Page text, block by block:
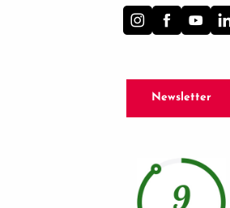
Newsletter